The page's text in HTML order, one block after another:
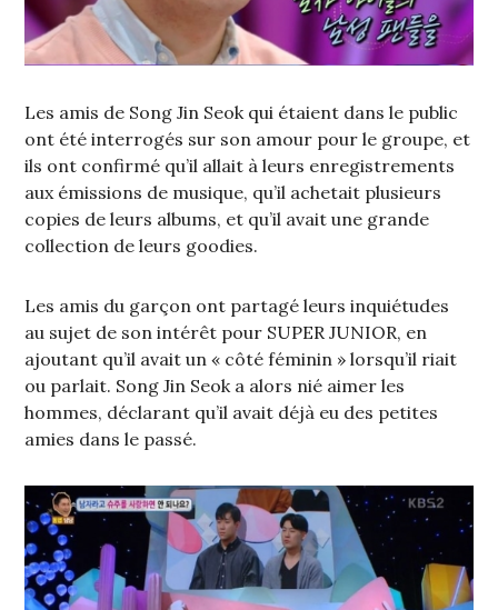
Les amis de Song Jin Seok qui étaient dans le public
ont été interrogés sur son amour pour le groupe, et
ils ont confirmé qu’il allait à leurs enregistrements
aux émissions de musique, qu’il achetait plusieurs
copies de leurs albums, et qu’il avait une grande
collection de leurs goodies.
Les amis du garçon ont partagé leurs inquiétudes
au sujet de son intérêt pour SUPER JUNIOR, en
ajoutant qu’il avait un « côté féminin » lorsqu’il riait
ou parlait. Song Jin Seok a alors nié aimer les
hommes, déclarant qu’il avait déjà eu des petites
amies dans le passé.